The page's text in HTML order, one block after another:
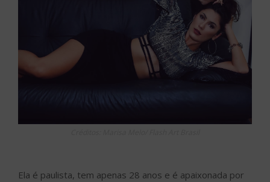
Ela é paulista, tem apenas 28 anos e é apaixonada por